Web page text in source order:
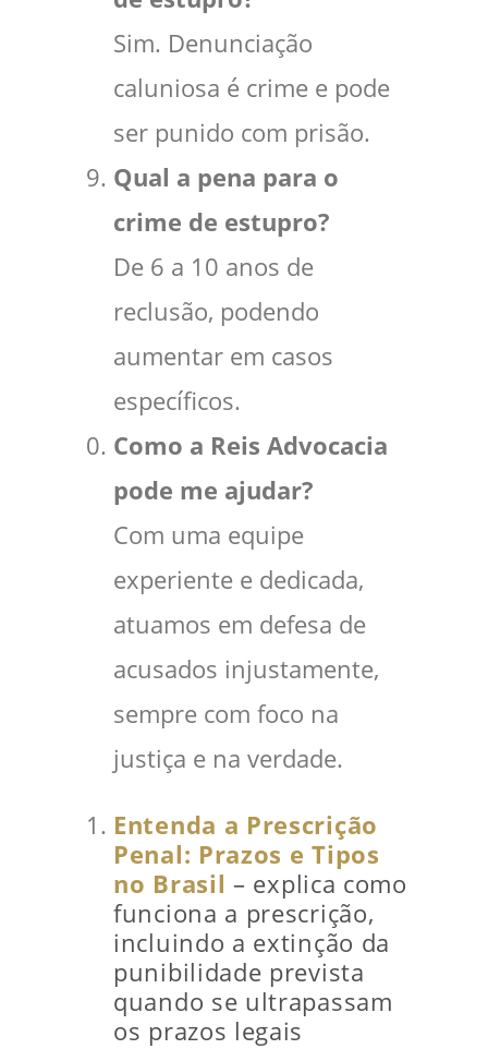
Sim. Denunciação
caluniosa é crime e pode
ser punido com prisão.
Qual a pena para o
crime de estupro?
De 6 a 10 anos de
reclusão, podendo
aumentar em casos
específicos.
Como a Reis Advocacia
pode me ajudar?
Com uma equipe
experiente e dedicada,
atuamos em defesa de
acusados injustamente,
sempre com foco na
justiça e na verdade.
Entenda a Prescrição
Penal: Prazos e Tipos
no Brasil – explica como
funciona a prescrição,
incluindo a extinção da
punibilidade prevista
quando se ultrapassam
os prazos legais